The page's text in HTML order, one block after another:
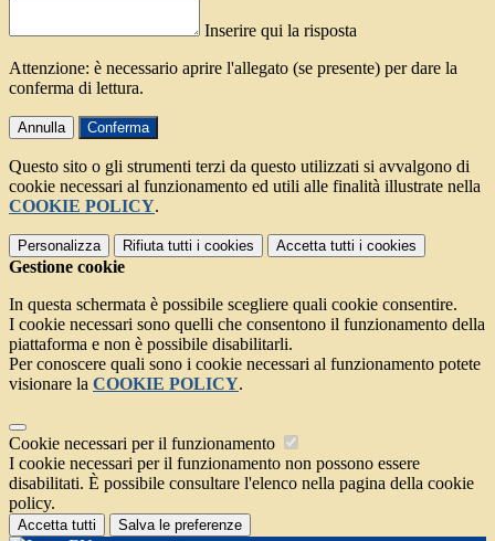
Inserire qui la risposta
Attenzione: è necessario aprire l'allegato (se presente) per dare la
conferma di lettura.
Annulla Conferma
Questo sito o gli strumenti terzi da questo utilizzati si avvalgono di
cookie necessari al funzionamento ed utili alle finalità illustrate nella
COOKIE POLICY.
Personalizza Rifiuta tutti i cookies Accetta tutti i cookies
Gestione cookie
In questa schermata è possibile scegliere quali cookie consentire.
I cookie necessari sono quelli che consentono il funzionamento della
piattaforma e non è possibile disabilitarli.
Per conoscere quali sono i cookie necessari al funzionamento potete
visionare la COOKIE POLICY.
Cookie necessari per il funzionamento
I cookie necessari per il funzionamento non possono essere
disabilitati. È possibile consultare l'elenco nella pagina della cookie
policy.
Accetta tutti Salva le preferenze